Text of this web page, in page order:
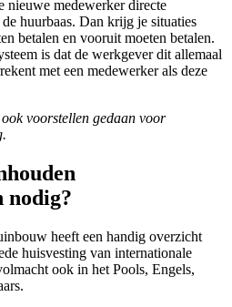
nieuwe medewerker directe
huurbaas. Dan krijg je situaties
betalen en vooruit moeten betalen.
is dat de werkgever dit allemaal
met een medewerker als deze
ook voorstellen gedaan voor
nodig?
heeft een handig overzicht
huisvesting van internationale
ook in het Pools, Engels,